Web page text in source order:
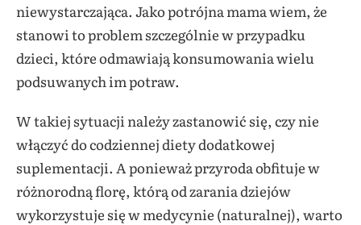
niewystarczająca. Jako potrójna mama wiem, że
stanowi to problem szczególnie w przypadku
dzieci, które odmawiają konsumowania wielu
podsuwanych im potraw.
W takiej sytuacji należy zastanowić się, czy nie
włączyć do codziennej diety dodatkowej
suplementacji. A ponieważ przyroda obfituje w
różnorodną florę, którą od zarania dziejów
wykorzystuje się w medycynie (naturalnej), warto